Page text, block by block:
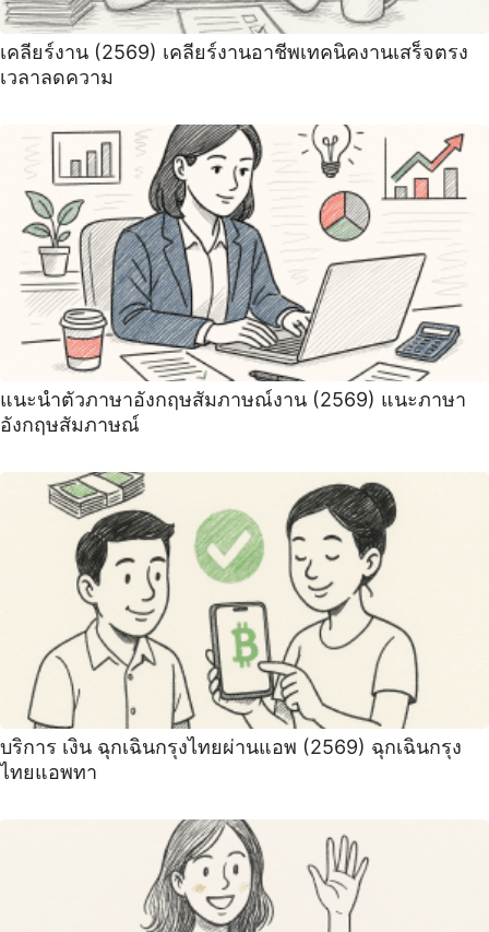
เคลียร์งาน (2569) เคลียร์งานอาชีพเทคนิคงานเสร็จตรง
เวลาลดความ
แนะนําตัวภาษาอังกฤษสัมภาษณ์งาน (2569) ‍แนะภาษา
อังกฤษสัมภาษณ์
บริการ เงิน ฉุกเฉินกรุงไทยผ่านแอพ (2569) ฉุกเฉินกรุง
ไทยแอพทา